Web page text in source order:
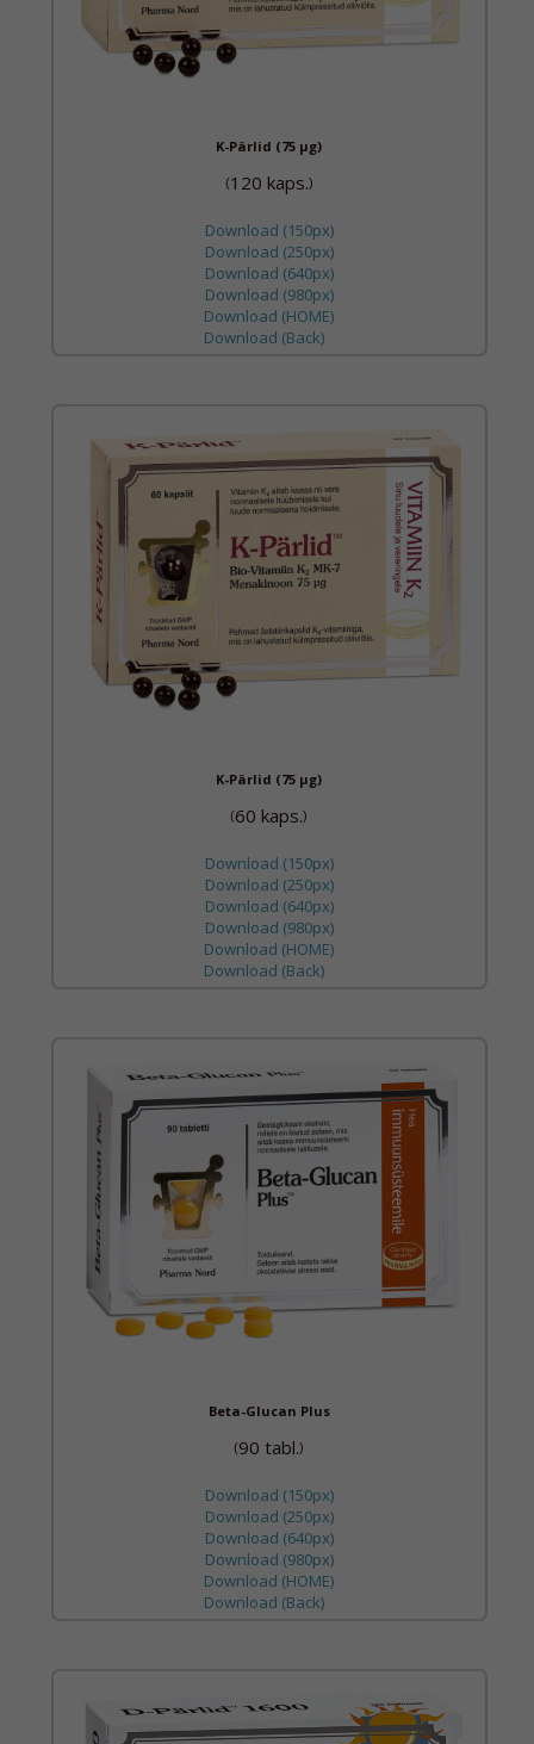
K-Pärlid (75 µg)
(120 kaps.)
Download (150px)
Download (250px)
Download (640px)
Download (980px)
Download (HOME)
Download (Back)
K-Pärlid (75 µg)
(60 kaps.)
Download (150px)
Download (250px)
Download (640px)
Download (980px)
Download (HOME)
Download (Back)
Beta-Glucan Plus
(90 tabl.)
Download (150px)
Download (250px)
Download (640px)
Download (980px)
Download (HOME)
Download (Back)